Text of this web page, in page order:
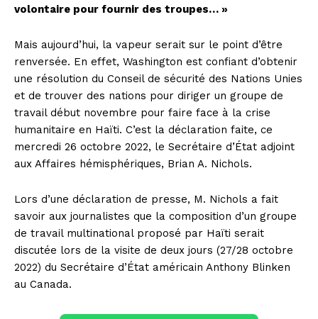
volontaire pour fournir des troupes… »
Mais aujourd’hui, la vapeur serait sur le point d’être
renversée. En effet, Washington est confiant d’obtenir
une résolution du Conseil de sécurité des Nations Unies
et de trouver des nations pour diriger un groupe de
travail début novembre pour faire face à la crise
humanitaire en Haïti. C’est la déclaration faite, ce
mercredi 26 octobre 2022, le Secrétaire d’État adjoint
aux Affaires hémisphériques, Brian A. Nichols.
Lors d’une déclaration de presse, M. Nichols a fait
savoir aux journalistes que la composition d’un groupe
de travail multinational proposé par Haïti serait
discutée lors de la visite de deux jours (27/28 octobre
2022) du Secrétaire d’État américain Anthony Blinken
au Canada.